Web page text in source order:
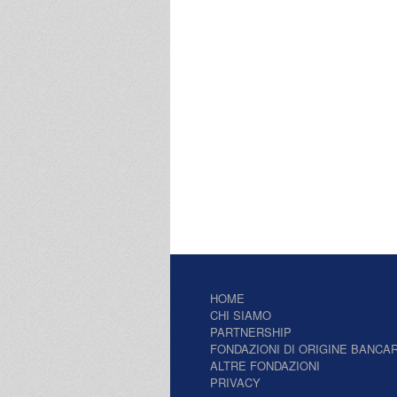
HOME
CHI SIAMO
PARTNERSHIP
FONDAZIONI DI ORIGINE
ALTRE FONDAZIONI
PRIVACY